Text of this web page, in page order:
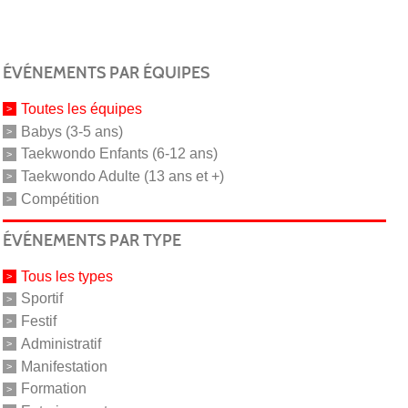
ÉVÉNEMENTS PAR ÉQUIPES
Toutes les équipes
Babys (3-5 ans)
Taekwondo Enfants (6-12 ans)
Taekwondo Adulte (13 ans et +)
Compétition
ÉVÉNEMENTS PAR TYPE
Tous les types
Sportif
Festif
Administratif
Manifestation
Formation